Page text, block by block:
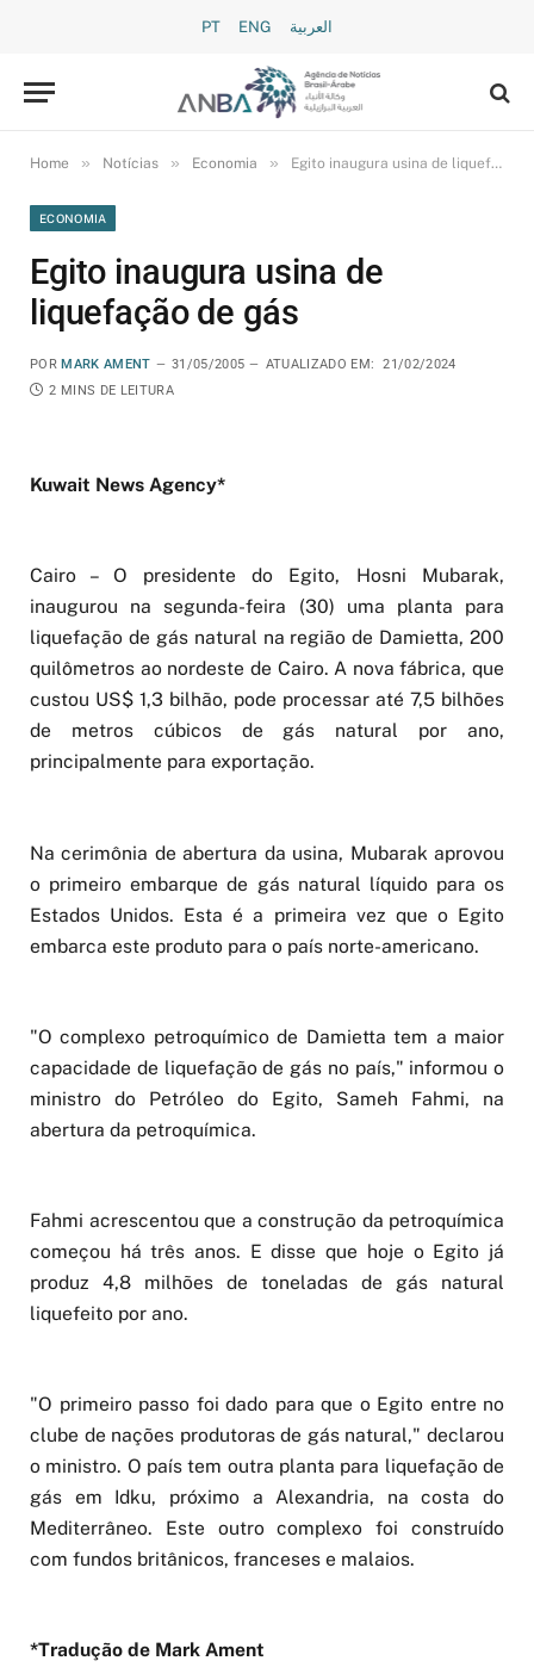
PT ENG العربية
Home » Notícias » Economia » Egito inaugura usina de liquefação de gás
ECONOMIA
Egito inaugura usina de
liquefação de gás
POR MARK AMENT 31/05/2005 ATUALIZADO EM:
21/02/2024
2 MINS DE LEITURA
Kuwait News Agency*
Cairo – O presidente do Egito, Hosni Mubarak,
inaugurou na segunda-feira (30) uma planta para
liquefação de gás natural na região de Damietta, 200
quilômetros ao nordeste de Cairo. A nova fábrica, que
custou US$ 1,3 bilhão, pode processar até 7,5 bilhões
de metros cúbicos de gás natural por ano,
principalmente para exportação.
Na cerimônia de abertura da usina, Mubarak aprovou
o primeiro embarque de gás natural líquido para os
Estados Unidos. Esta é a primeira vez que o Egito
embarca este produto para o país norte-americano.
"O complexo petroquímico de Damietta tem a maior
capacidade de liquefação de gás no país," informou o
ministro do Petróleo do Egito, Sameh Fahmi, na
abertura da petroquímica.
Fahmi acrescentou que a construção da petroquímica
começou há três anos. E disse que hoje o Egito já
produz 4,8 milhões de toneladas de gás natural
liquefeito por ano.
"O primeiro passo foi dado para que o Egito entre no
clube de nações produtoras de gás natural," declarou
o ministro. O país tem outra planta para liquefação de
gás em Idku, próximo a Alexandria, na costa do
Mediterrâneo. Este outro complexo foi construído
com fundos britânicos, franceses e malaios.
*Tradução de Mark Ament